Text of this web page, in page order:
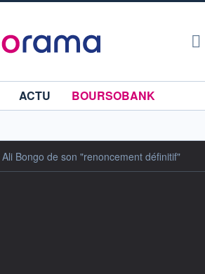
ACTU
BOURSOBANK
Bongo de son "renoncement définitif"